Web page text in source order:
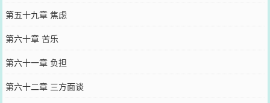
第五十九章 焦虑
第六十章 苦乐
第六十一章 负担
第六十二章 三方面谈